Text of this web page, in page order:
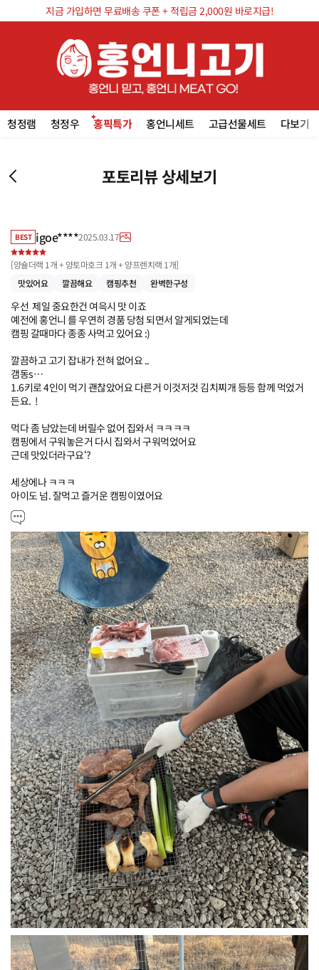
지금 가입하면 무료배송 쿠폰 + 적립금 2,000원 바로지급!
청정램 청정우 홍픽특가 홍언니세트 고급선물세트 다보기
포토리뷰 상세보기
BEST igoe****2025.03.17
[양숄더랙 1개 + 양토마호크 1개 + 양프렌치랙 1개]
맛있어요
깔끔해요 캠핑추천 완벽한구성
우선  제일 중요한건 여윽시 맛 이죠
예전에 홍언니 를 우연히 경품 당첨 되면서 알게되었는데
캠핑 갈때마다 종종 사먹고 있어요 :)
깔끔하고 고기 잡내가 전혀 없어요 ..
갬동s…
1.6키로 4인이 먹기 괜찮았어요 다른거 이것저것 김치찌개 등등 함께 먹었거
든요.  !
먹다 좀 남았는데 버릴수 없어 집와서 ㅋㅋㅋㅋ
캠핑에서 구워놓은거 다시 집와서 구워먹었어요
근데 맛있더라구요‘?
세상에나 ㅋㅋㅋ
아이도 넘. 잘먹고 즐거운 캠핑이였어요